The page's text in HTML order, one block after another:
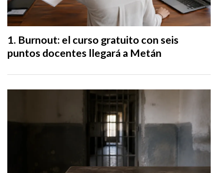
Burnout: el curso gratuito con seis
puntos docentes llegará a Metán